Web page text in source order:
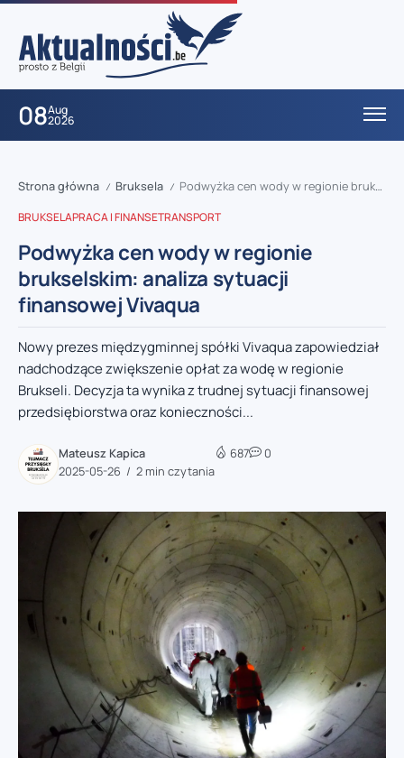
08Aug
2026
Strona główna / Bruksela / Podwyżka cen wody w regionie brukselskim: analiza sytuacji finansowej Vivaqua
BRUKSELAPRACA I FINANSETRANSPORT
Podwyżka cen wody w regionie
brukselskim: analiza sytuacji
finansowej Vivaqua
Nowy prezes międzygminnej spółki Vivaqua zapowiedział
nadchodzące zwiększenie opłat za wodę w regionie
Brukseli. Decyzja ta wynika z trudnej sytuacji finansowej
przedsiębiorstwa oraz konieczności...
Mateusz Kapica
2025-05-26
2 min czytania
687 0